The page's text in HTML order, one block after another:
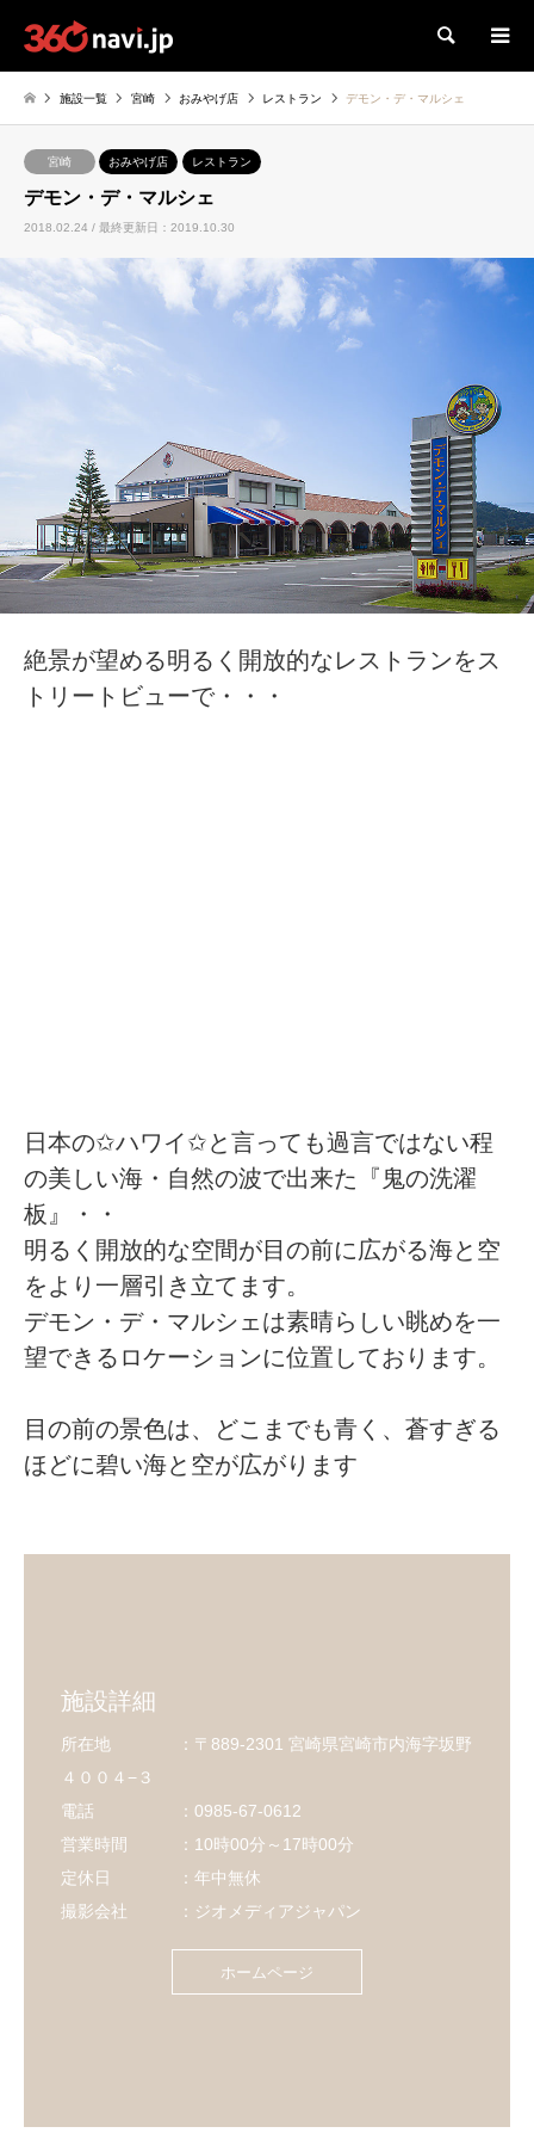
検索
施設一覧 宮崎 おみやげ店 レストラン デモン・デ・マルシェ
宮崎 おみやげ店 レストラン
デモン・デ・マルシェ
2018.02.24 / 最終更新日：2019.10.30
絶景が望める明るく開放的なレストランをス
トリートビューで・・・
日本の✩ハワイ✩と言っても過言ではない程
の美しい海・自然の波で出来た『鬼の洗濯
板』・・
明るく開放的な空間が目の前に広がる海と空
をより一層引き立てます。
デモン・デ・マルシェは素晴らしい眺めを一
望できるロケーションに位置しております。
目の前の景色は、どこまでも青く、蒼すぎる
ほどに碧い海と空が広がります
施設詳細
所在地 ：〒889-2301 宮崎県宮崎市内海字坂野
４００４−３
電話 ：0985-67-0612
営業時間 ：10時00分～17時00分
定休日 ：年中無休
撮影会社 ：ジオメディアジャパン
ホームページ